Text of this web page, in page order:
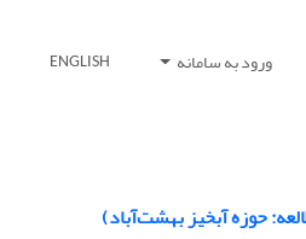
ورود به سامانه ENGLISH
حوزه آبخیز بهشت‌آباد)